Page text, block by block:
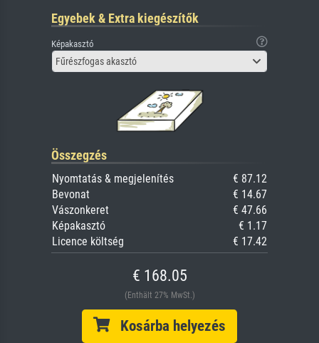
Egyebek & Extra kiegészítők
Képakasztó
Fűrészfogas akasztó
Összegzés
Nyomtatás & megjelenítés
€ 87.12
Bevonat
€ 14.67
Vászonkeret
€ 47.66
Képakasztó
€ 1.17
Licence költség
€ 17.42
€ 168.05
(Enthält 27% MwSt.)
Kosárba helyezés